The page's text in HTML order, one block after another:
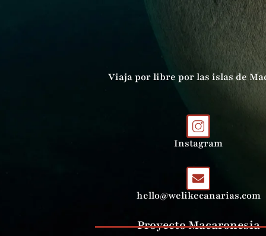
Viaja por libre por las islas de
Instagram
hello@welikecanarias.com
Proyecto Macaronesia